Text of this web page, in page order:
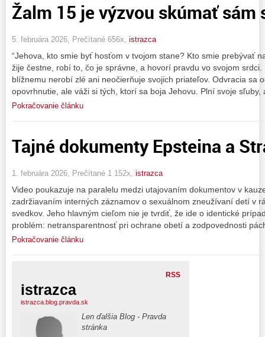
Žalm 15 je výzvou skúmať sám
5. februára 2026, Prečítané 656x, istrazca
“Jehova, kto smie byť hosťom v tvojom stane? Kto smie prebývať
žije čestne, robí to, čo je správne, a hovorí pravdu vo svojom
blížnemu nerobí zlé ani neočierňuje svojich priateľov. Odvracia sa
opovrhnutie, ale váži si tých, ktorí sa boja Jehovu. Plní svoje
Pokračovanie článku
Tajné dokumenty Epsteina a
1. februára 2026, Prečítané 1 152x, istrazca
Video poukazuje na paralelu medzi utajovaním dokumentov v
zadržiavaním interných záznamov o sexuálnom zneužívaní detí v
svedkov. Jeho hlavným cieľom nie je tvrdiť, že ide o identické
problém: netransparentnosť pri ochrane obetí a zodpovednosti
Pokračovanie článku
RSS
istrazca
istrazca.blog.pravda.sk
Len ďalšia Blog - Pravda
stránka